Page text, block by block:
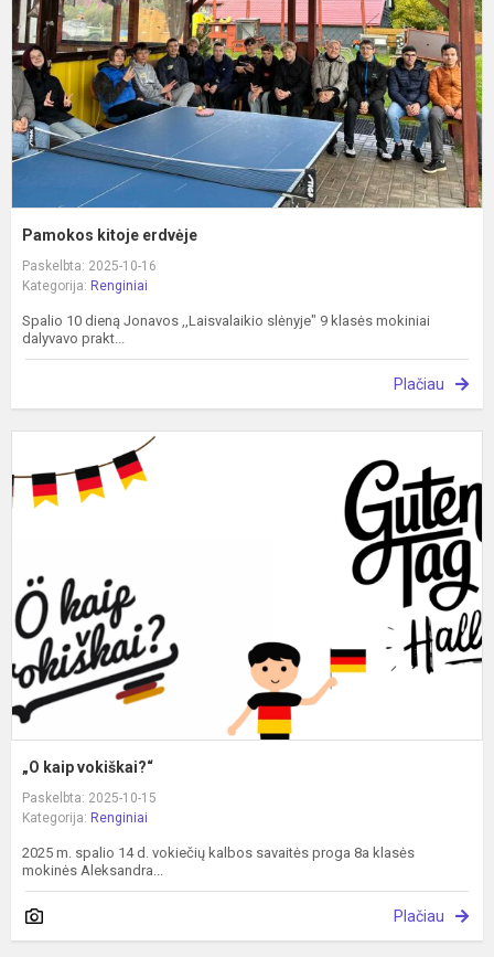
Pamokos kitoje erdvėje
Paskelbta: 2025-10-16
Kategorija: Renginiai
Spalio 10 dieną Jonavos ,,Laisvalaikio slėnyje" 9 klasės mokiniai
dalyvavo prakt...
Plačiau
„O kaip vokiškai?“
Paskelbta: 2025-10-15
Kategorija: Renginiai
2025 m. spalio 14 d. vokiečių kalbos savaitės proga 8a klasės
mokinės Aleksandra...
Plačiau